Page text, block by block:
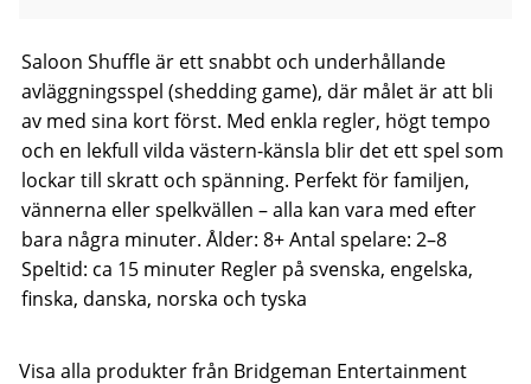
Saloon Shuffle är ett snabbt och underhållande
avläggningsspel (shedding game), där målet är att bli
av med sina kort först. Med enkla regler, högt tempo
och en lekfull vilda västern-känsla blir det ett spel som
lockar till skratt och spänning. Perfekt för familjen,
vännerna eller spelkvällen – alla kan vara med efter
bara några minuter. Ålder: 8+ Antal spelare: 2–8
Speltid: ca 15 minuter Regler på svenska, engelska,
finska, danska, norska och tyska
Visa alla produkter från Bridgeman Entertainment